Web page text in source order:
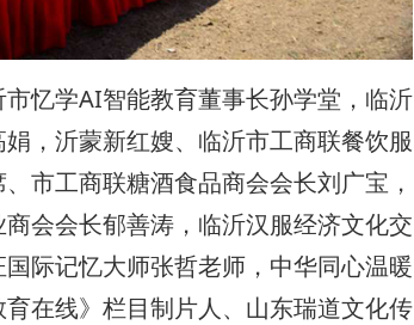
忆学AI智能教育董事长孙学堂，临沂
，沂蒙新红嫂、临沂市工商联餐饮服
市工商联糖酒食品商会会长刘广宝，
会会长郁善涛，临沂汉服经济文化交
际记忆大师张哲老师，中华同心温暖
在线》栏目制片人、山东瑞道文化传